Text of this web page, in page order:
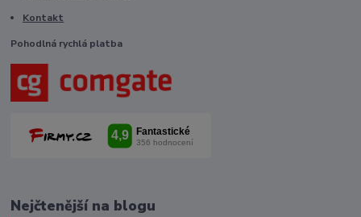
Kontakt
Pohodlná rychlá platba
Nejčtenější na blogu